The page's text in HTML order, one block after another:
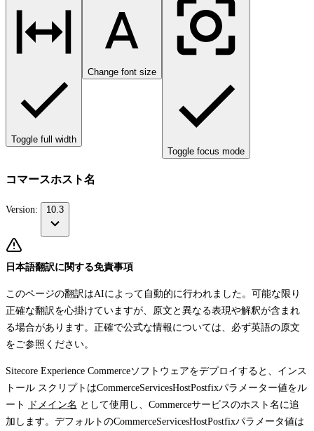
Toggle full width
Change font size
Toggle focus mode
コマースホスト名
Version: 10.3
日本語翻訳に関する免責事項
このページの翻訳はAIによって自動的に行われました。可能な限り
正確な翻訳を心掛けていますが、原文と異なる表現や解釈が含まれ
る場合があります。正確で公式な情報については、必ず英語の原文
をご参照ください。
Sitecore Experience Commerceソフトウェアをデプロイすると、インス
トール スクリプトはCommerceServicesHostPostfixパラメーター値をル
ート
ドメイン名 として使用し、Commerceサービスのホスト名に追
加します。デフォルトのCommerceServicesHostPostfixパラメータ値は